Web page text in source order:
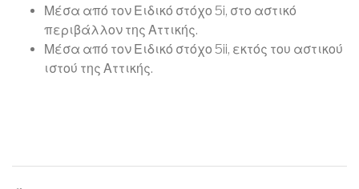
Μέσα από τον Ειδικό στόχο 5i, στο αστικό
περιβάλλον της Αττικής.
Μέσα από τον Ειδικό στόχο 5ii, εκτός του αστικού
ιστού της Αττικής.